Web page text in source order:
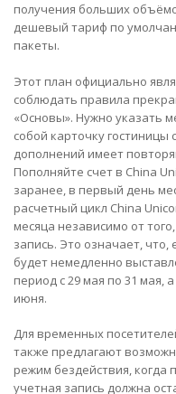
получения больших
дешевый тариф по
пакеты.
Этот план официально
соблюдать правила
«Основы». Нужно указать
собой карточку
дополнений имеет
Пополняйте счет в China
заранее, в первый день
расчетный цикл China
месяца независимо от
запись. Это означает, что,
будет немедленно
период с 29 мая по 31 мая,
июня.
Для временных
также предлагают
режим бездействия, когда
учетная запись должна